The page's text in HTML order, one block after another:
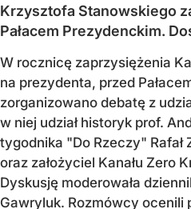
Krzysztofa Stanowskiego
Pałacem Prezydenckim.
W rocznicę zaprzysiężenia
na prezydenta, przed
zorganizowano debatę z
w niej udział historyk prof.
tygodnika "Do Rzeczy" Rafał
oraz założyciel Kanału Zero
Dyskusję moderowała
Gawryluk. Rozmówcy ocenili